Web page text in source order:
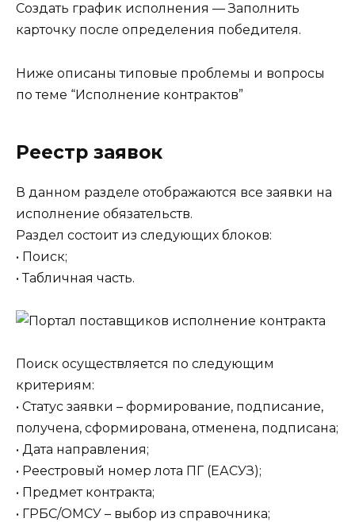
Создать график исполнения — Заполнить
карточку после определения победителя.
Ниже описаны типовые проблемы и вопросы
по теме “Исполнение контрактов”
Реестр заявок
В данном разделе отображаются все заявки на
исполнение обязательств.
Раздел состоит из следующих блоков:
• Поиск;
• Табличная часть.
Поиск осуществляется по следующим
критериям:
• Статус заявки – формирование, подписание,
получена, сформирована, отменена, подписана;
• Дата направления;
• Реестровый номер лота ПГ (ЕАСУЗ);
• Предмет контракта;
• ГРБС/ОМСУ – выбор из справочника;